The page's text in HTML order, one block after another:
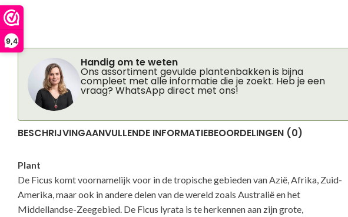
9,4
Handig om te weten
Ons assortiment gevulde plantenbakken is bijna
compleet met alle informatie die je zoekt. Heb je een
vraag? WhatsApp direct met ons!
BESCHRIJVINGAANVULLENDE INFORMATIEBEOORDELINGEN (0)
Plant
De Ficus komt voornamelijk voor in de tropische gebieden van Azië, Afrika, Zuid-
Amerika, maar ook in andere delen van de wereld zoals Australië en het
Middellandse-Zeegebied. De Ficus lyrata is te herkennen aan zijn grote,